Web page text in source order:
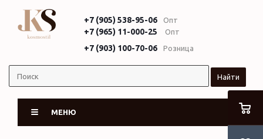
+7 (905) 538-95-06 Опт
+7 (965) 11-000-25 Опт
+7 (903) 100-70-06 Розница
Найти
МЕНЮ